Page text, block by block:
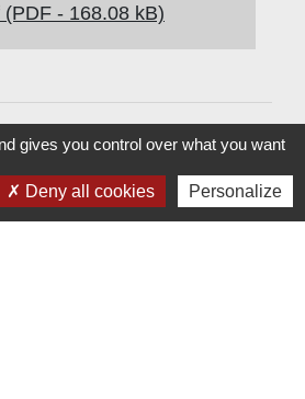
- 168.08 kB)
- Dossier de consultation
gives you control over what you want
Deny all cookies Personalize